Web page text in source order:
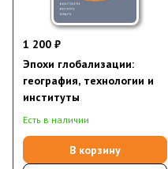
1 200 ₽
Эпохи глобализации:
география, технологии и
институты
Есть в наличии
В корзину